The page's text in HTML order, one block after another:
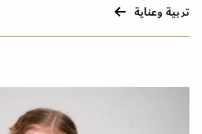
تربية وعناية